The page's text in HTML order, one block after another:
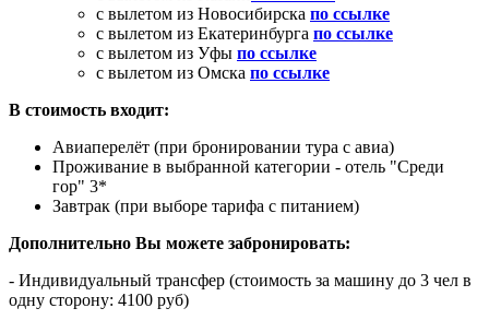
с вылетом из Новосибирска по ссылке
с вылетом из Екатеринбурга по ссылке
с вылетом из Уфы по ссылке
с вылетом из Омска по ссылке
В стоимость входит:
Авиаперелёт (при бронировании тура с авиа)
Проживание в выбранной категории - отель "Среди
гор" 3*
Завтрак (при выборе тарифа с питанием)
Дополнительно Вы можете забронировать:
- Индивидуальный трансфер (стоимость за машину до 3 чел в
одну сторону: 4100 руб)